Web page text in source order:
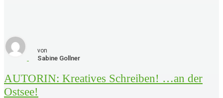
von
Sabine Gollner
AUTORIN: Kreatives Schreiben! …an der
Ostsee!